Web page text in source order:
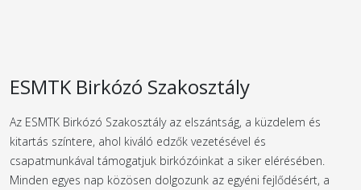
ESMTK Birkózó Szakosztály
Az ESMTK Birkózó Szakosztály az elszántság, a küzdelem és
kitartás színtere, ahol kiváló edzők vezetésével és
csapatmunkával támogatjuk birkózóinkat a siker elérésében.
Minden egyes nap közösen dolgozunk az egyéni fejlődésért, a